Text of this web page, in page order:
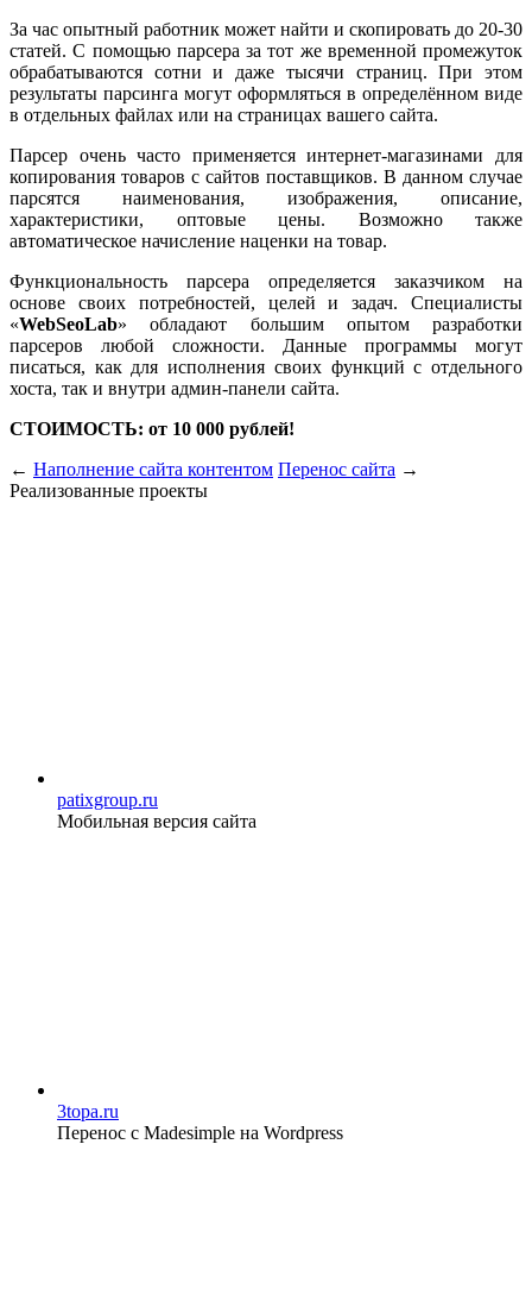
За час опытный работник может найти и скопировать до 20-30
статей. С помощью парсера за тот же временной промежуток
обрабатываются сотни и даже тысячи страниц. При этом
результаты парсинга могут оформляться в определённом виде
в отдельных файлах или на страницах вашего сайта.
Парсер очень часто применяется интернет-магазинами для
копирования товаров с сайтов поставщиков. В данном случае
парсятся наименования, изображения, описание,
характеристики, оптовые цены. Возможно также
автоматическое начисление наценки на товар.
Функциональность парсера определяется заказчиком на
основе своих потребностей, целей и задач. Специалисты
«WebSeoLab» обладают большим опытом разработки
парсеров любой сложности. Данные программы могут
писаться, как для исполнения своих функций с отдельного
хоста, так и внутри админ-панели сайта.
СТОИМОСТЬ: от 10 000 рублей!
← Наполнение сайта контентом Перенос сайта →
Реализованные проекты
patixgroup.ru
Мобильная версия сайта
3topa.ru
Перенос с Madesimple на Wordpress